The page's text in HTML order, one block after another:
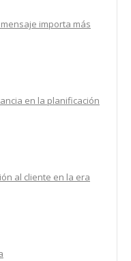
importa más
en la planificación
al cliente en la era